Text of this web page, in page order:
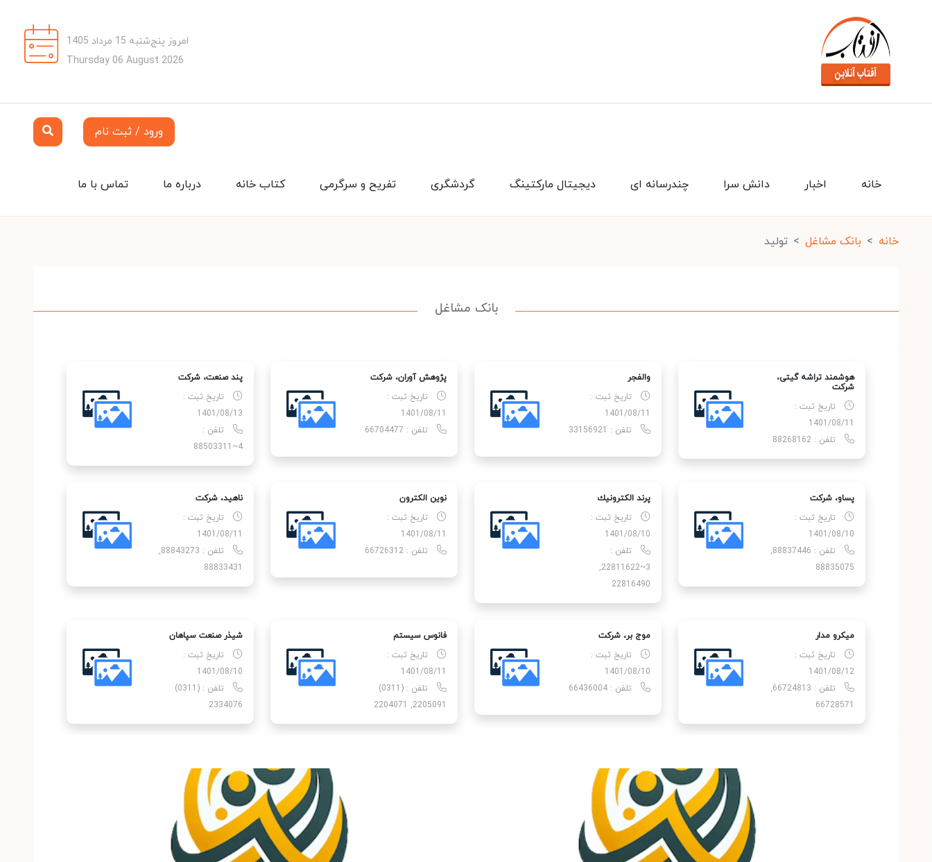
امروز پنج‌شنبه 15 مرداد 1405
Thursday 06 August 2026
ورود / ثبت نام
تماس با ما درباره ما کتاب خانه تفریح و سرگرمی گردشگری دیجیتال مارکتینگ چندرسانه ای دانش سرا اخبار خانه
خانه بانک مشاغل تولید
بانک مشاغل
هوشمند تراشه گیتی،
شركت
تاریخ ثبت :
1401/08/11
تلفن : 88268162
والفجر
تاریخ ثبت :
1401/08/11
تلفن : 33156921
پژوهش آوران، شركت
تاریخ ثبت :
1401/08/11
تلفن : 66704477
پند صنعت، شركت
تاریخ ثبت :
1401/08/13
تلفن :
4~88503311
پساو، شركت
تاریخ ثبت :
1401/08/10
تلفن : 88837446,
88835075
پرند الكترونیك
تاریخ ثبت :
1401/08/10
تلفن :
3~22811622,
22816490
نوین الكترون
تاریخ ثبت :
1401/08/11
تلفن : 66726312
ناهید، شركت
تاریخ ثبت :
1401/08/11
تلفن : 88843273,
88833431
میكرو مدار
تاریخ ثبت :
1401/08/12
تلفن : 66724813,
66728571
موج بر، شركت
تاریخ ثبت :
1401/08/10
تلفن : 66436004
فانوس سیستم
تاریخ ثبت :
1401/08/11
تلفن : (0311)
2205091, 2204071
شیذر صنعت سپاهان
تاریخ ثبت :
1401/08/10
تلفن : (0311)
2334076